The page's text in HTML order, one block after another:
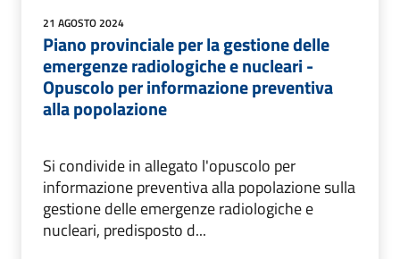
21 AGOSTO 2024
Piano provinciale per la gestione delle
emergenze radiologiche e nucleari -
Opuscolo per informazione preventiva
alla popolazione
Si condivide in allegato l'opuscolo per
informazione preventiva alla popolazione sulla
gestione delle emergenze radiologiche e
nucleari, predisposto d...